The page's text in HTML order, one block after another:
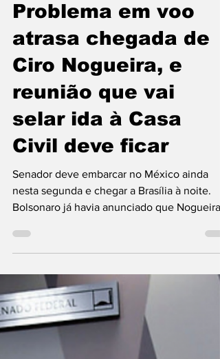
26 de jul. de 2021
1 min de leitura
Problema em voo
atrasa chegada de
Ciro Nogueira, e
reunião que vai
selar ida à Casa
Civil deve ficar
Senador deve embarcar no México ainda
Bolsonaro já havia anunciado que Nogueira
deve ser o...